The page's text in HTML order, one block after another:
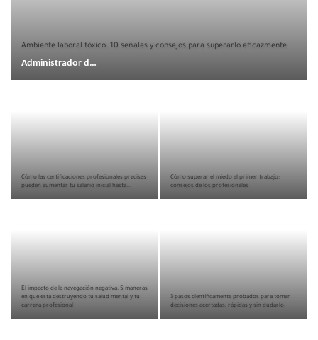
Ambiente laboral tóxico: 10 señales y consejos para superarlo eficazmente
Administrador de DZTecnium
Cómo las certificaciones profesionales precisas
pueden aumentar tu salario inicial hasta...
Cómo superar el miedo al primer trabajo:
consejos de los profesionales
El impacto de la navegación negativa: 5 maneras
en que está destruyendo tu salud mental y tu
carrera profesional
3 pasos científicamente probados para tomar
decisiones acertadas, rápidas y sin dudarlo